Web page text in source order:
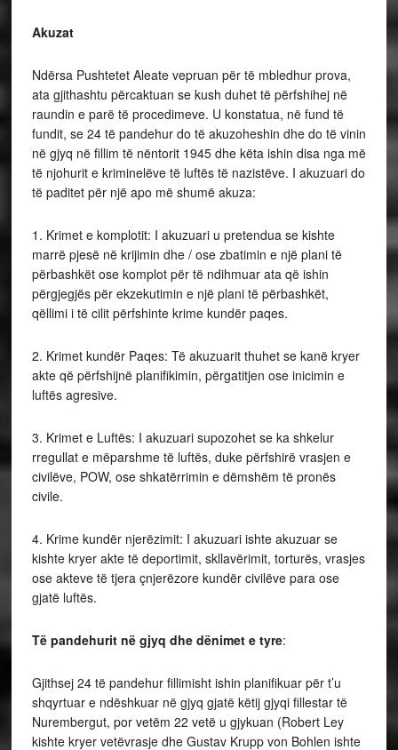
Akuzat
Ndërsa Pushtetet Aleate vepruan për të mbledhur prova,
ata gjithashtu përcaktuan se kush duhet të përfshihej në
raundin e parë të procedimeve. U konstatua, në fund të
fundit, se 24 të pandehur do të akuzoheshin dhe do të vinin
në gjyq në fillim të nëntorit 1945 dhe këta ishin disa nga më
të njohurit e kriminelëve të luftës të nazistëve. I akuzuari do
të paditet për një apo më shumë akuza:
1. Krimet e komplotit: I akuzuari u pretendua se kishte
marrë pjesë në krijimin dhe / ose zbatimin e një plani të
përbashkët ose komplot për të ndihmuar ata që ishin
përgjegjës për ekzekutimin e një plani të përbashkët,
qëllimi i të cilit përfshinte krime kundër paqes.
2. Krimet kundër Paqes: Të akuzuarit thuhet se kanë kryer
akte që përfshijnë planifikimin, përgatitjen ose inicimin e
luftës agresive.
3. Krimet e Luftës: I akuzuari supozohet se ka shkelur
rregullat e mëparshme të luftës, duke përfshirë vrasjen e
civilëve, POW, ose shkatërrimin e dëmshëm të pronës
civile.
4. Krime kundër njerëzimit: I akuzuari ishte akuzuar se
kishte kryer akte të deportimit, skllavërimit, torturës, vrasjes
ose akteve të tjera çnjerëzore kundër civilëve para ose
gjatë luftës.
Të pandehurit në gjyq dhe dënimet e tyre:
Gjithsej 24 të pandehur fillimisht ishin planifikuar për t’u
shqyrtuar e ndëshkuar në gjyq gjatë këtij gjyqi fillestar të
Nurembergut, por vetëm 22 vetë u gjykuan (Robert Ley
kishte kryer vetëvrasje dhe Gustav Krupp von Bohlen ishte